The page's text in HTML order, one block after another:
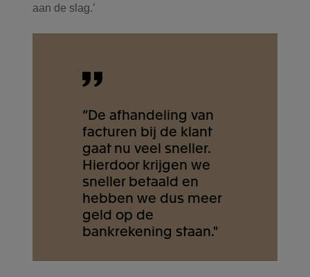
aan de slag.’
“De afhandeling van
facturen bij de klant
gaat nu veel sneller.
Hierdoor krijgen we
sneller betaald en
hebben we dus meer
geld op de
bankrekening staan."